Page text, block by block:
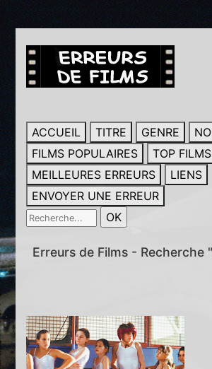
ACCUEIL TITRE GENRE
FILMS POPULAIRES
TOP FILMS
MEILLEURES ERREURS
LIENS
ENVOYER UNE ERREUR
Erreurs de Films - Recherche